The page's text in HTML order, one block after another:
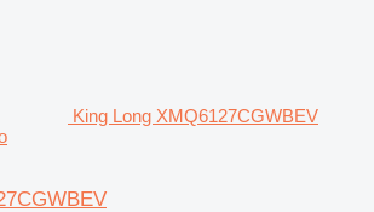
King Long XMQ6127CGWBEV